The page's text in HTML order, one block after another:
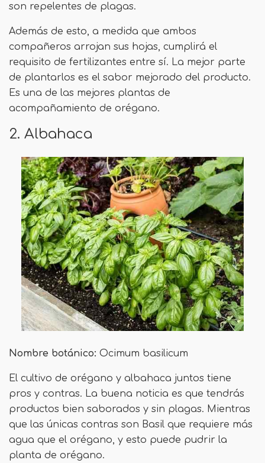
son repelentes de plagas.
Además de esto, a medida que ambos
compañeros arrojan sus hojas, cumplirá el
requisito de fertilizantes entre sí. La mejor parte
de plantarlos es el sabor mejorado del producto.
Es una de las mejores plantas de
acompañamiento de orégano.
2. Albahaca
Nombre botánico: Ocimum basilicum
El cultivo de orégano y albahaca juntos tiene
pros y contras. La buena noticia es que tendrás
productos bien saborados y sin plagas. Mientras
que las únicas contras son Basil que requiere más
agua que el orégano, y esto puede pudrir la
planta de orégano.